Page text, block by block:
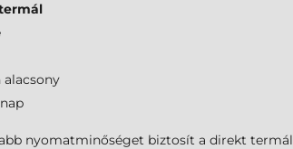
alacsony
nyomatminőséget biztosít a direkt termál